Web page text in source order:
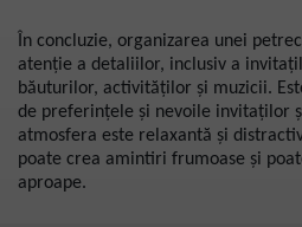
În concluzie, organizarea unei
atenție a detaliilor, inclusiv a
băuturilor, activităților și muzicii.
de preferințele și nevoile invitaților
atmosfera este relaxantă și
poate crea amintiri frumoase și
aproape.